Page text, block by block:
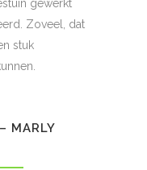
gewerkt
Zoveel, dat
stuk
MARLY